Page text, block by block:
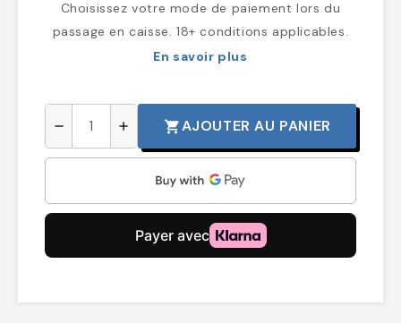
Choisissez votre mode de paiement lors du
passage en caisse. 18+ conditions applicables.
En savoir plus
remove add shopping_cartAJOUTER AU PANIER